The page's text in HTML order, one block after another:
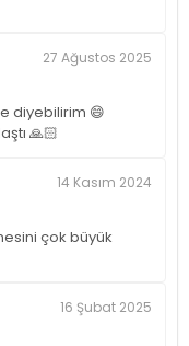
27 Ağustos 2025
diyebilirim 😄
🙏🏻
14 Kasım 2024
çok büyük
16 Şubat 2025